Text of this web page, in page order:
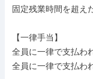
固定残業時間を超え
【一律手当】
全員に一律で支払わ
全員に一律で支払わ